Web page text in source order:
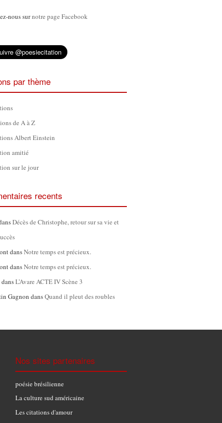
nous surnotre page Facebook
par thème
de A à Z
Albert Einstein
amitié
sur le jour
recents
Décès de Christophe, retour sur sa vie et
dansNotre temps est précieux.
dansNotre temps est précieux.
dansL’Avare ACTE IV Scène 3
Gagnon dansQuand il pleut des roubles
Nos sites partenaires
poésie brésilienne
La culture sud américaine
Les citations d'amour